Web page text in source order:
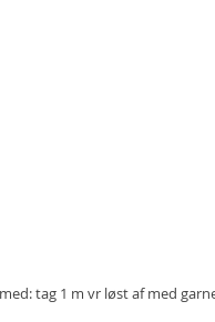
tag 1 m vr løst af med